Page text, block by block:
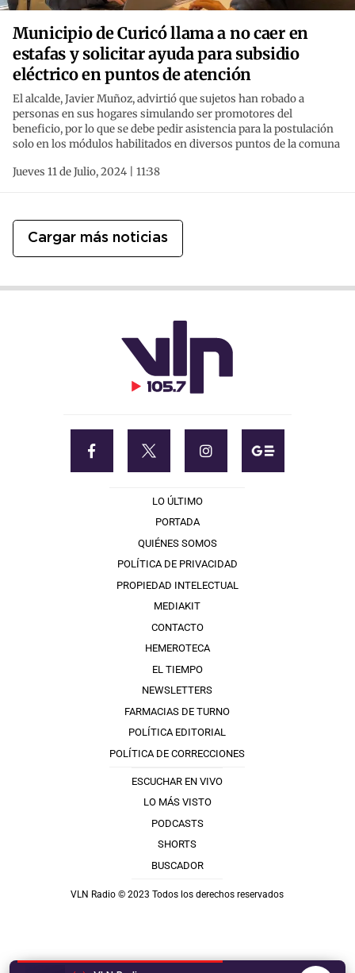
Municipio de Curicó llama a no caer en
estafas y solicitar ayuda para subsidio
eléctrico en puntos de atención
El alcalde, Javier Muñoz, advirtió que sujetos han robado a
personas en sus hogares simulando ser promotores del
beneficio, por lo que se debe pedir asistencia para la postulación
solo en los módulos habilitados en diversos puntos de la comuna
Jueves 11 de Julio, 2024 | 11:38
Cargar más noticias
LO ÚLTIMO
PORTADA
QUIÉNES SOMOS
POLÍTICA DE PRIVACIDAD
PROPIEDAD INTELECTUAL
MEDIAKIT
CONTACTO
HEMEROTECA
EL TIEMPO
NEWSLETTERS
FARMACIAS DE TURNO
POLÍTICA EDITORIAL
POLÍTICA DE CORRECCIONES
ESCUCHAR EN VIVO
LO MÁS VISTO
PODCASTS
SHORTS
BUSCADOR
VLN Radio © 2023 Todos los derechos reservados